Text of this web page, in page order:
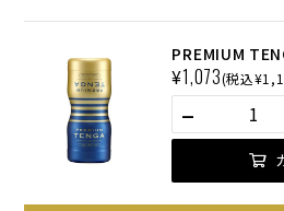
PREMIUM
¥1,073(税込